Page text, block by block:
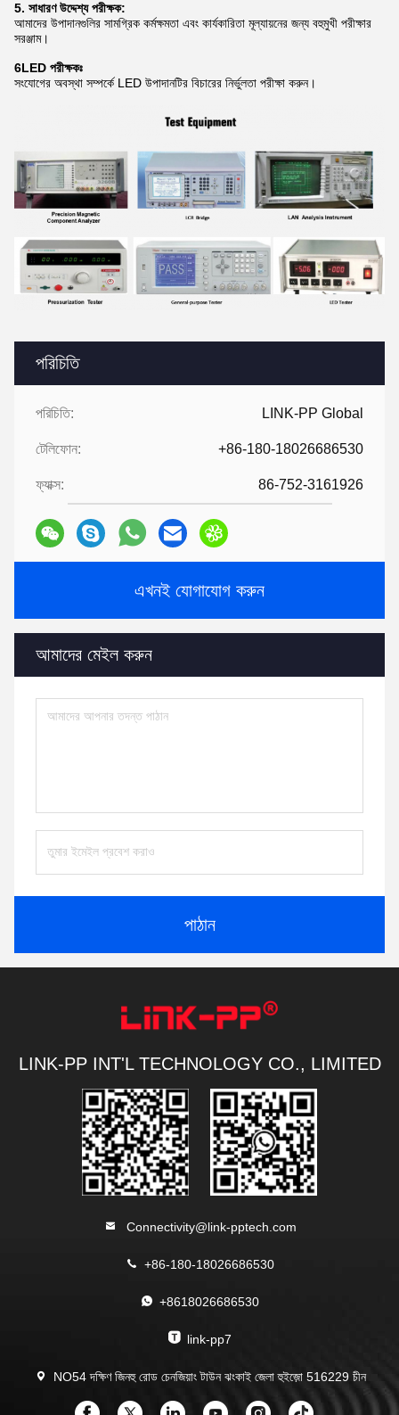
পরিচিতি
পরিচিতি: LINK-PP Global
টেলিফোন: +86-180-18026686530
ফ্যাক্স: 86-752-3161926
এখনই যোগাযোগ করুন
আমাদের মেইল ​​করুন
পাঠান
5. সাধারণ উদ্দেশ্য পরীক্ষক:
আমাদের উপাদানগুলির সামগ্রিক কর্মক্ষমতা এবং কার্যকারিতা মূল্যায়নের জন্য বহুমুখী পরীক্ষার
সরঞ্জাম।
6LED পরীক্ষকঃ
সংযোগের অবস্থা সম্পর্কে LED উপাদানটির বিচারের নির্ভুলতা পরীক্ষা করুন।
LINK-PP INT'L TECHNOLOGY CO., LIMITED
Connectivity@link-pptech.com
+86-180-18026686530
+8618026686530
link-pp7
NO54 দক্ষিণ জিনহু রোড চেনজিয়াং টাউন ঝংকাই জেলা হুইজ়ো 516229 চীন